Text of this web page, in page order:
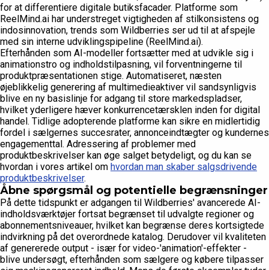
for at differentiere digitale butiksfacader. Platforme som
ReelMind.ai har understreget vigtigheden af stilkonsistens og
indosinnovation, trends som Wildberries ser ud til at afspejle
med sin interne udviklingspipeline (ReelMind.ai).
Efterhånden som AI-modeller fortsætter med at udvikle sig i
animationstro og indholdstilpasning, vil forventningerne til
produktpræsentationen stige. Automatiseret, næsten
øjeblikkelig generering af multimedieaktiver vil sandsynligvis
blive en ny basislinje for adgang til store markedspladser,
hvilket yderligere hæver konkurrencetærsklen inden for digital
handel. Tidlige adopterende platforme kan sikre en midlertidig
fordel i sælgernes succesrater, annonceindtægter og kundernes
engagementtal. Adressering af problemer med
produktbeskrivelser kan øge salget betydeligt, og du kan se
hvordan i vores artikel om hvordan man skaber salgsdrivende
produktbeskrivelser.
Åbne spørgsmål og potentielle begrænsninger
På dette tidspunkt er adgangen til Wildberries' avancerede AI-
indholdsværktøjer fortsat begrænset til udvalgte regioner og
abonnementsniveauer, hvilket kan begrænse deres kortsigtede
indvirkning på det overordnede katalog. Derudover vil kvaliteten
af genererede output - især for video-'animation'-effekter -
blive undersøgt, efterhånden som sælgere og købere tilpasser